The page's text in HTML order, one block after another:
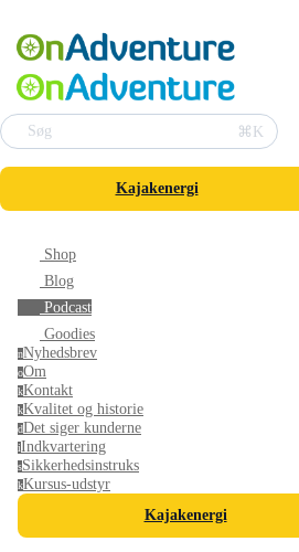
Søg ⌘K
Kajakenergi
Shop
Blog
Podcast
Goodies
nNyhedsbrev
oOm
kKontakt
kKvalitet og historie
dDet siger kunderne
iIndkvartering
sSikkerhedsinstruks
kKursus-udstyr
Kajakenergi